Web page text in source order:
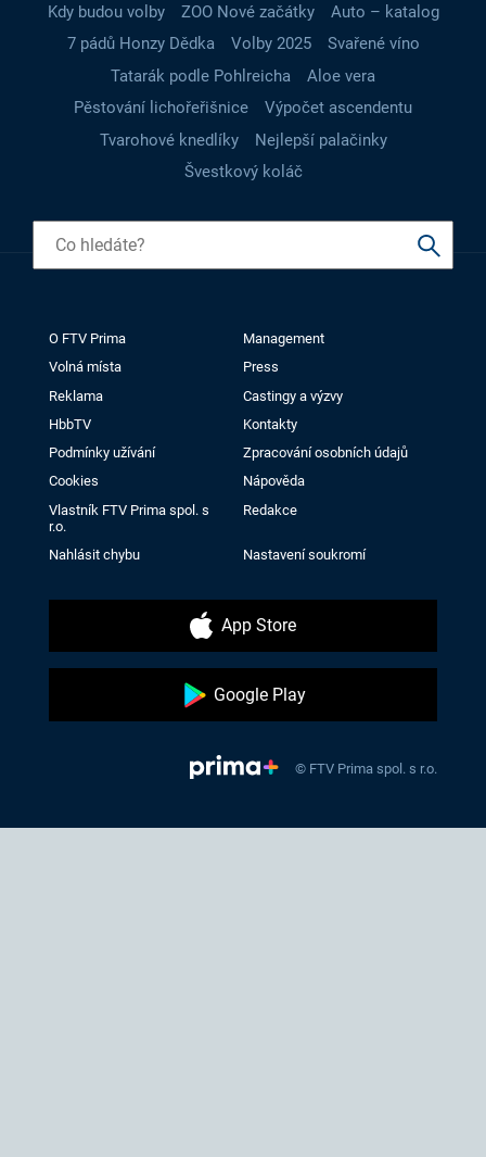
Kdy budou volby
ZOO Nové začátky
Auto – katalog
7 pádů Honzy Dědka
Volby 2025
Svařené víno
Tatarák podle Pohlreicha
Aloe vera
Pěstování lichořeřišnice
Výpočet ascendentu
Tvarohové knedlíky
Nejlepší palačinky
Švestkový koláč
O FTV Prima
Management
Volná místa
Press
Reklama
Castingy a výzvy
HbbTV
Kontakty
Podmínky užívání
Zpracování osobních údajů
Cookies
Nápověda
Vlastník FTV Prima spol. s
r.o.
Redakce
Nahlásit chybu Nastavení soukromí
App Store
Google Play
© FTV Prima spol. s r.o.